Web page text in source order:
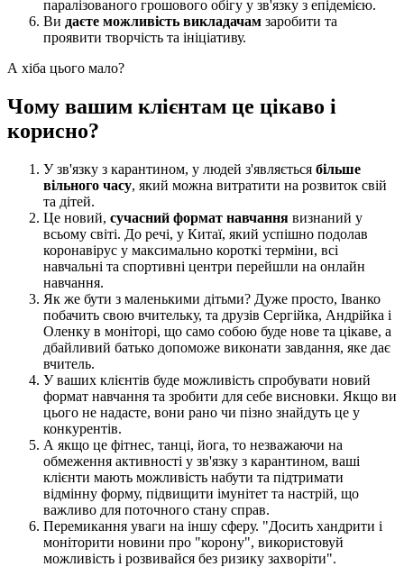
паралізованого грошового обігу у зв'язку з епідемією.
Ви даєте можливість викладачам заробити та
проявити творчість та ініціативу.
А хіба цього мало?
Чому вашим клієнтам це цікаво і
корисно?
У зв'язку з карантином, у людей з'являється більше
вільного часу, який можна витратити на розвиток свій
та дітей.
Це новий, сучасний формат навчання визнаний у
всьому світі. До речі, у Китаї, який успішно подолав
коронавірус у максимально короткі терміни, всі
навчальні та спортивні центри перейшли на онлайн
навчання.
Як же бути з маленькими дітьми? Дуже просто, Іванко
побачить свою вчительку, та друзів Сергійка, Андрійка і
Оленку в моніторі, що само собою буде нове та цікаве, а
дбайливий батько допоможе виконати завдання, яке дає
вчитель.
У ваших клієнтів буде можливість спробувати новий
формат навчання та зробити для себе висновки. Якщо ви
цього не надасте, вони рано чи пізно знайдуть це у
конкурентів.
А якщо це фітнес, танці, йога, то незважаючи на
обмеження активності у зв'язку з карантином, ваші
клієнти мають можливість набути та підтримати
відмінну форму, підвищити імунітет та настрій, що
важливо для поточного стану справ.
Перемикання уваги на іншу сферу. "Досить хандрити і
моніторити новини про "корону", використовуй
можливість і розвивайся без ризику захворіти".